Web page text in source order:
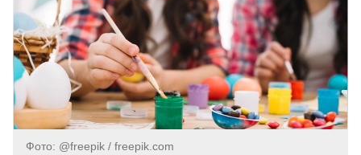
Фото: @freepik / freepik.com